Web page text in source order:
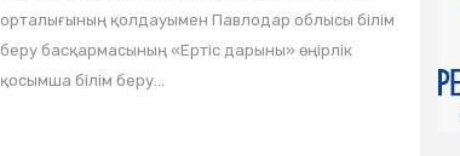
орталығының қолдауымен Павлодар облысы білім
беру басқармасының «Ертіс дарыны» өңірлік
қосымша білім беру...